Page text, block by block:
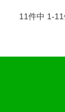
11件中 1-11